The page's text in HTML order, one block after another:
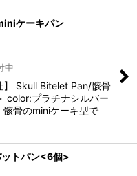
ケーキパン
中
】 Skull Bitelet Pan/骸骨
color:プラチナシルバー
骸骨のminiケーキ型で
トパン<6個>